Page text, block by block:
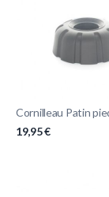
Cornilleau Patin
19,95 €